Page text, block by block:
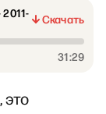
Скачать
31:29